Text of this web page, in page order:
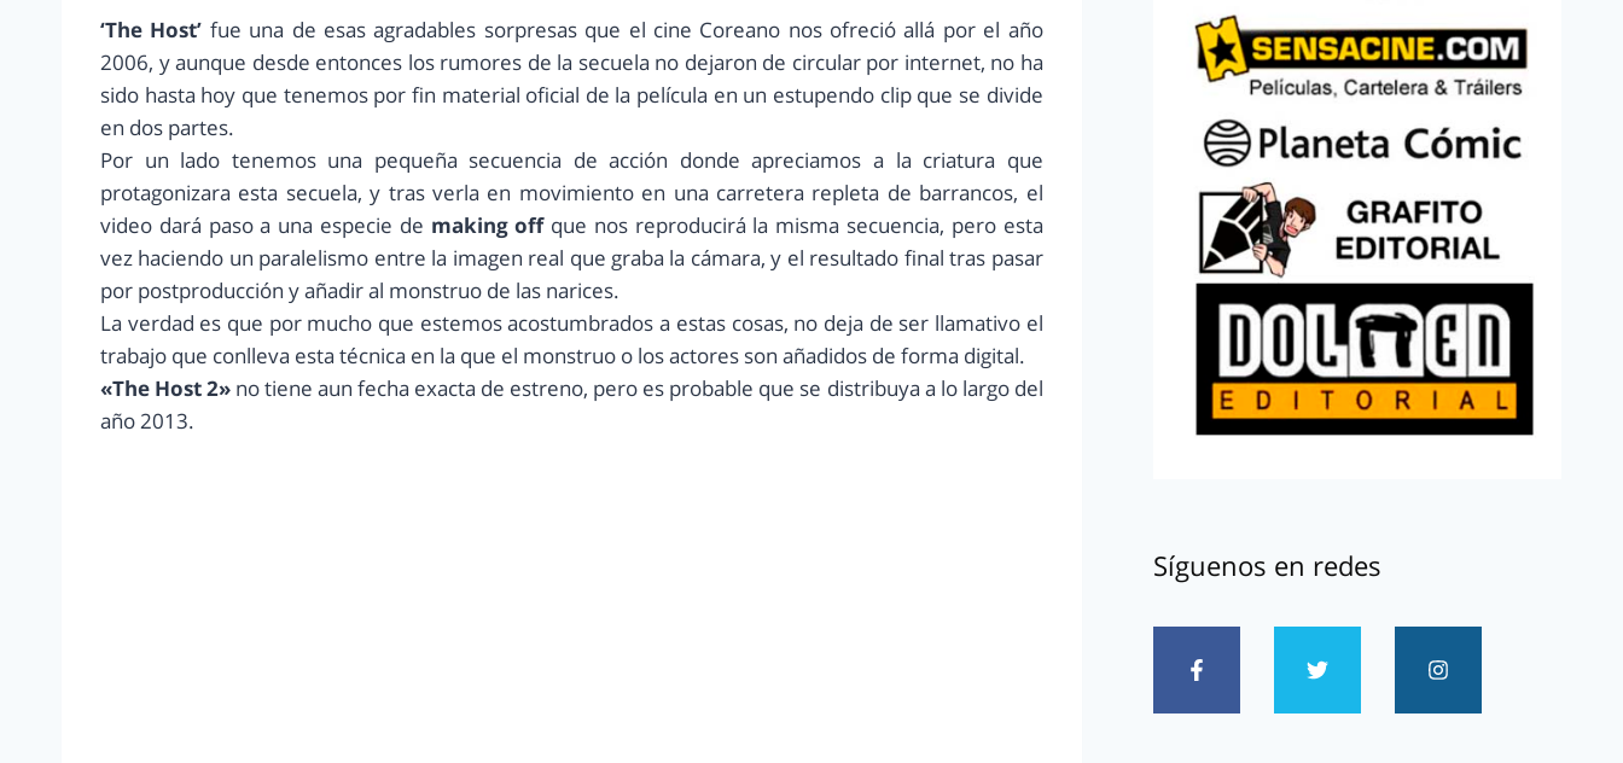
‘The Host’ fue una de esas agradables sorpresas que el cine Coreano nos ofreció allá por el año
2006, y aunque desde entonces los rumores de la secuela no dejaron de circular por internet, no ha
sido hasta hoy que tenemos por fin material oficial de la película en un estupendo clip que se divide
en dos partes.
Por un lado tenemos una pequeña secuencia de acción donde apreciamos a la criatura que
protagonizara esta secuela, y tras verla en movimiento en una carretera repleta de barrancos, el
video dará paso a una especie de making offque nos reproducirá la misma secuencia, pero esta
vez haciendo un paralelismo entre la imagen real que graba la cámara, y el resultado final tras pasar
por postproducción y añadir al monstruo de las narices.
La verdad es que por mucho que estemos acostumbrados a estas cosas, no deja de ser llamativo el
trabajo que conlleva esta técnica en la que el monstruo o los actores son añadidos de forma digital.
«The Host 2» no tiene aun fecha exacta de estreno, pero es probable que se distribuya a lo largo del
año 2013.
Síguenos en redes